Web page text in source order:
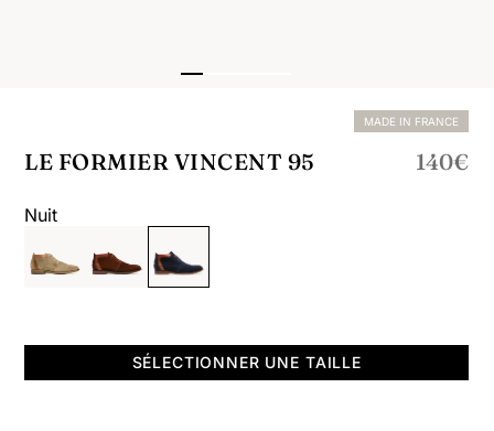
MADE IN FRANCE
LE FORMIER VINCENT 95 Prix
140€
Nuit
SÉLECTIONNER UNE TAILLE